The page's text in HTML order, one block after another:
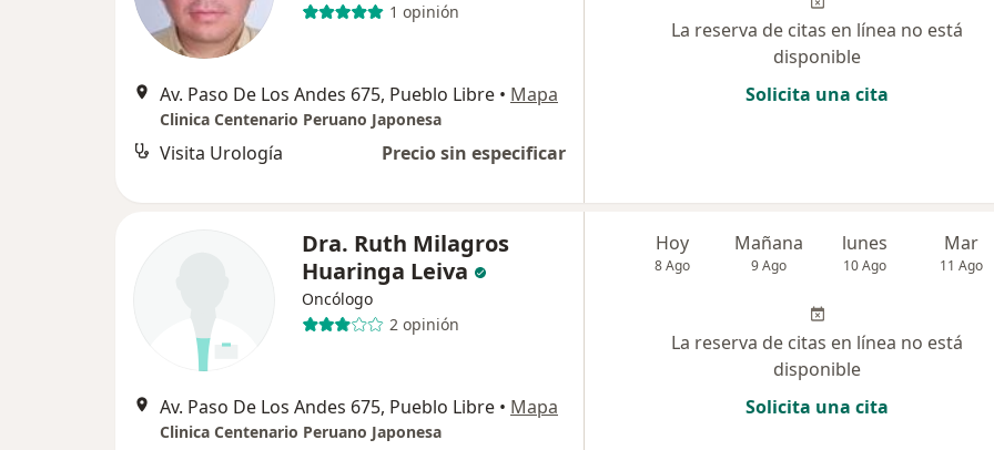
1 opinión
Av. Paso De Los Andes 675, Pueblo Libre • Mapa
Clinica Centenario Peruano Japonesa
Visita Urología Precio sin especificar
La reserva de citas en línea no está
disponible
Solicita una cita
Dra. Ruth Milagros
Huaringa Leiva
Oncólogo
2 opinión
Av. Paso De Los Andes 675, Pueblo Libre • Mapa
Clinica Centenario Peruano Japonesa
Hoy
8 Ago
Mañana
9 Ago
lunes
10 Ago
Mar
11 Ago
La reserva de citas en línea no está
disponible
Solicita una cita